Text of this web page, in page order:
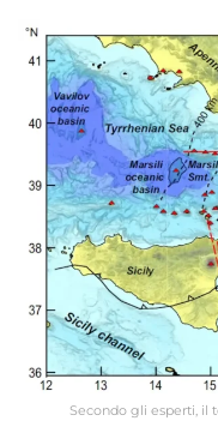
Secondo gli esperti, il